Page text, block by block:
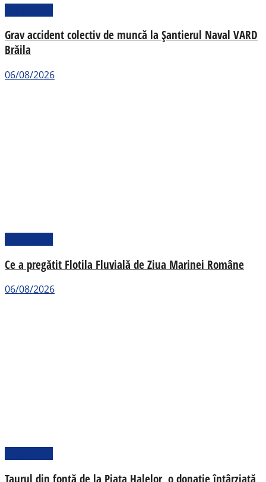
Grav accident colectiv de muncă la Șantierul Naval VARD
Brăila
06/08/2026
Ce a pregătit Flotila Fluvială de Ziua Marinei Române
06/08/2026
Taurul din fontă de la Piața Halelor, o donație întârziată